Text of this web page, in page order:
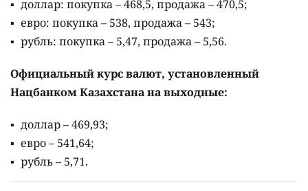
доллар: покупка – 468,5, продажа – 470,5;
евро: покупка – 538, продажа – 543;
рубль: покупка – 5,47, продажа – 5,56.
Официальный курс валют, установленный
Нацбанком Казахстана на выходные:
доллар – 469,93;
евро – 541,64;
рубль – 5,71.